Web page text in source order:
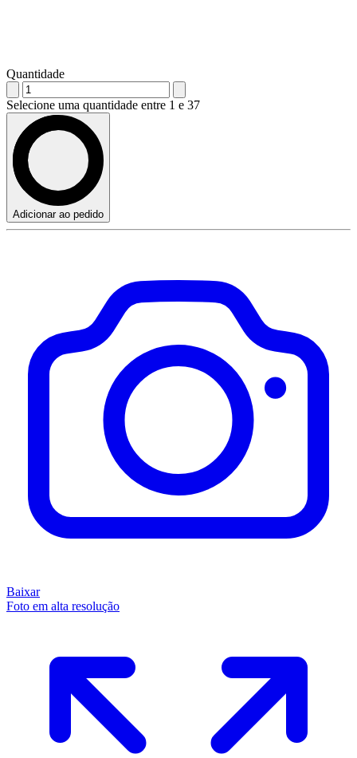
Quantidade
Selecione uma quantidade entre 1 e 37
Adicionar ao pedido
Baixar
Foto em alta resolução